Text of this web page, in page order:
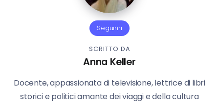
Seguimi
SCRITTO DA
Anna Keller
Docente, appassionata di televisione, lettrice di libri
storici e politici amante dei viaggi e della cultura